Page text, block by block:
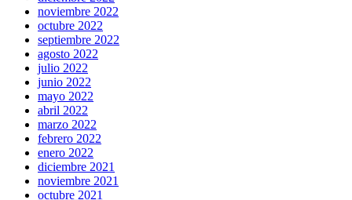
noviembre 2022
octubre 2022
septiembre 2022
agosto 2022
julio 2022
junio 2022
mayo 2022
abril 2022
marzo 2022
febrero 2022
enero 2022
diciembre 2021
noviembre 2021
octubre 2021